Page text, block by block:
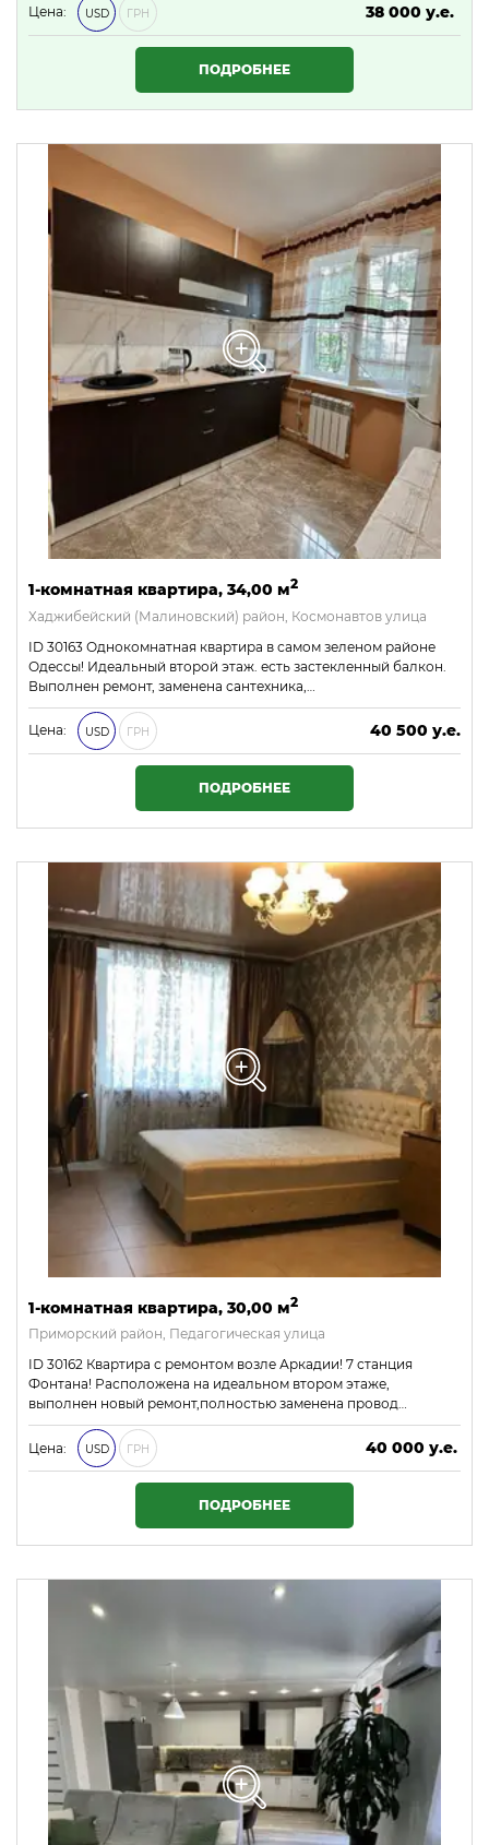
Цена: USD ГРН
38 000 у.е.
1 634 000 ₴
ПОДРОБНЕЕ
1-комнатная квартира, 34,00 м2
Хаджибейский (Малиновский) район, Космонавтов улица
ID 30163 Однокомнатная квартира в самом зеленом районе
Одессы! Идеальный второй этаж. есть застекленный балкон.
Выполнен ремонт, заменена сантехника,…
Цена: USD ГРН
40 500 у.е.
1 741 500 ₴
ПОДРОБНЕЕ
1-комнатная квартира, 30,00 м2
Приморский район, Педагогическая улица
ID 30162 Квартира с ремонтом возле Аркадии! 7 станция
Фонтана! Расположена на идеальном втором этаже,
выполнен новый ремонт,полностью заменена провод…
Цена: USD ГРН
40 000 у.е.
1 720 000 ₴
ПОДРОБНЕЕ